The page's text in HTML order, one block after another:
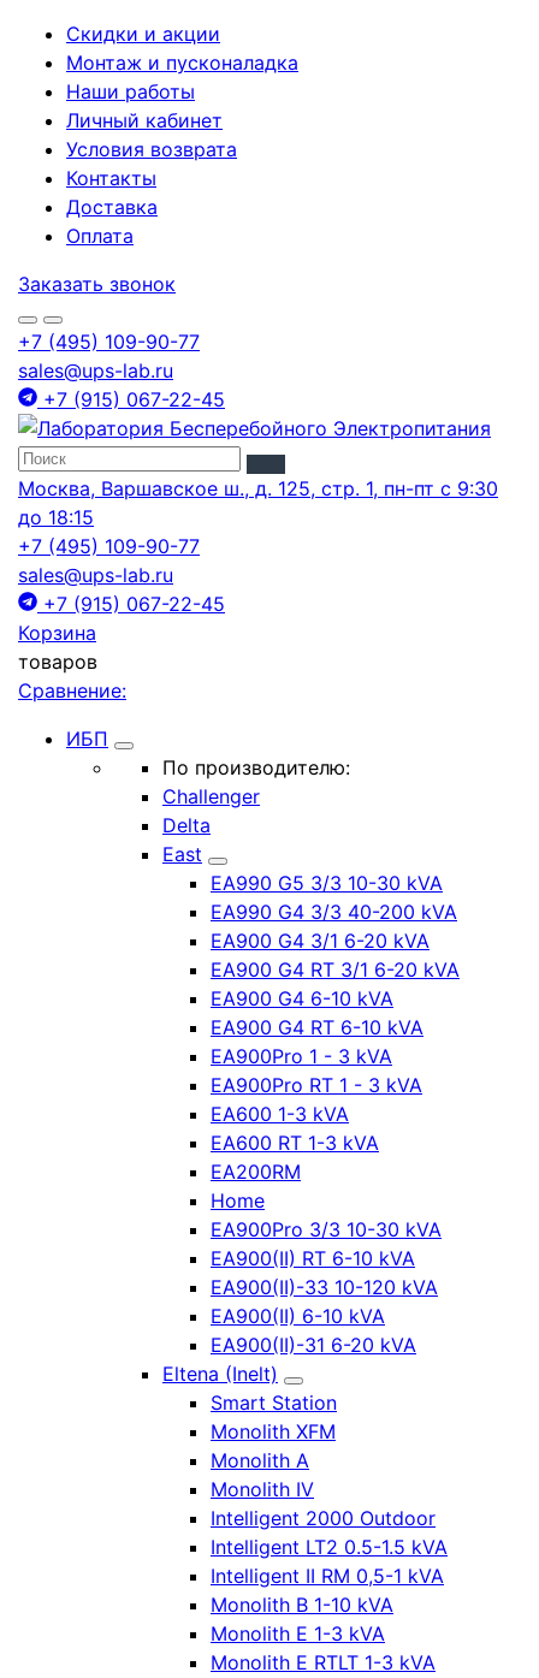
Скидки и акции
Монтаж и пусконаладка
Наши работы
Личный кабинет
Условия возврата
Контакты
Доставка
Оплата
Заказать звонок
+7 (495) 109-90-77
sales@ups-lab.ru
+7 (915) 067-22-45
Москва, Варшавское ш., д. 125, стр. 1, пн-пт с 9:30
до 18:15
+7 (495) 109-90-77
sales@ups-lab.ru
+7 (915) 067-22-45
Корзина
товаров
Сравнение:
ИБП
По производителю:
Challenger
Delta
East
EA990 G5 3/3 10-30 kVA
EA990 G4 3/3 40-200 kVA
EA900 G4 3/1 6-20 kVA
EA900 G4 RT 3/1 6-20 kVA
EA900 G4 6-10 kVA
EA900 G4 RT 6-10 kVA
EA900Pro 1 - 3 kVA
EA900Pro RT 1 - 3 kVA
EA600 1-3 kVA
EA600 RT 1-3 kVA
EA200RM
Home
EA900Pro 3/3 10-30 kVA
EA900(II) RT 6-10 kVA
EA900(II)-33 10-120 kVA
EA900(II) 6-10 kVA
EA900(II)-31 6-20 kVA
Eltena (Inelt)
Smart Station
Monolith XFM
Monolith A
Monolith IV
Intelligent 2000 Outdoor
Intelligent LT2 0.5-1.5 kVA
Intelligent II RM 0,5-1 kVA
Monolith B 1-10 kVA
Monolith E 1-3 kVA
Monolith E RTLT 1-3 kVA